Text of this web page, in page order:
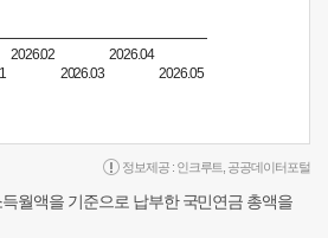
2026.02
2026.03
2026.04
2026.05
정보제공 : 인크루트 공공데이터포털
월액을 기준으로 납부한 국민연금 총액을